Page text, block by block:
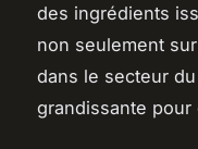
des ingrédients
non seulement
dans le secteur
grandissante